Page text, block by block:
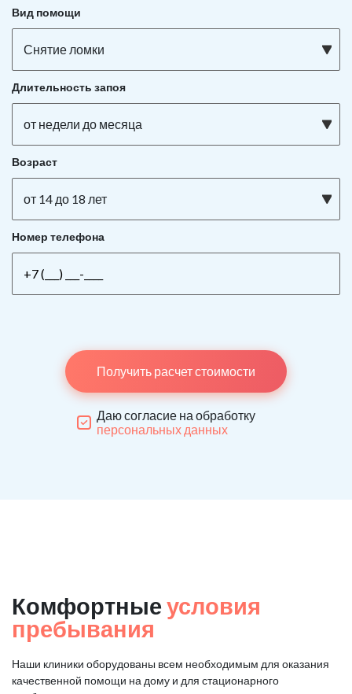
Вид помощи
Снятие ломки
Длительность запоя
от недели до месяца
Возраст
от 14 до 18 лет
Номер телефона
Получить расчет стоимости
Даю согласие на обработку
персональных данных
Комфортные условия
пребывания
Наши клиники оборудованы всем необходимым для оказания
качественной помощи на дому и для стационарного